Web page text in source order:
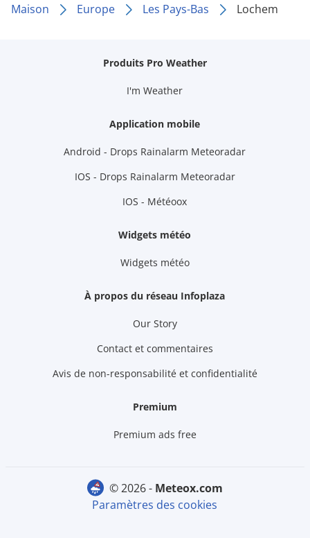
Maison Europe Les Pays-Bas Lochem
Produits Pro Weather
I'm Weather
Application mobile
Android - Drops Rainalarm Meteoradar
IOS - Drops Rainalarm Meteoradar
IOS - Météoox
Widgets météo
Widgets météo
À propos du réseau Infoplaza
Our Story
Contact et commentaires
Avis de non-responsabilité et confidentialité
Premium
Premium ads free
© 2026 -
meteox.com
Paramètres des cookies